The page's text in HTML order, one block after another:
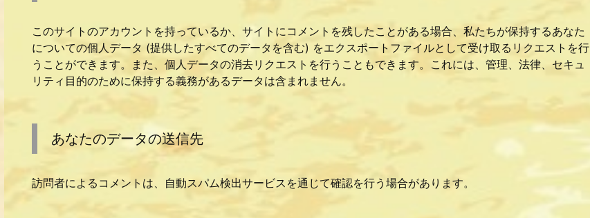
このサイトのアカウントを持っているか、サイトにコメントを残したことがある場合、私たちが保持するあなた
についての個人データ (提供したすべてのデータを含む) をエクスポートファイルとして受け取るリクエストを行
うことができます。また、個人データの消去リクエストを行うこともできます。これには、管理、法律、セキュ
リティ目的のために保持する義務があるデータは含まれません。
あなたのデータの送信先
訪問者によるコメントは、自動スパム検出サービスを通じて確認を行う場合があります。